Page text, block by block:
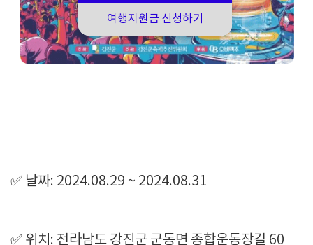
✅ 날짜: 2024.08.29 ~ 2024.08.31
✅ 위치: 전라남도 강진군 군동면 종합운동장길 60
여행지원금 신청하기